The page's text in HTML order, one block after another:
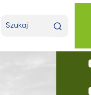
wyszukiwaną